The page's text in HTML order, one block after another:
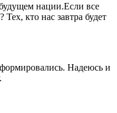
нации.Если все
кто нас завтра будет
Надеюсь и